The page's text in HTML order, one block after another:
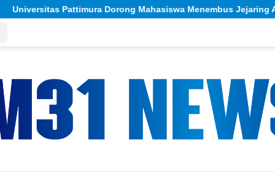
Menembus Jejaring Akademik Global Lewat Kolaborasi